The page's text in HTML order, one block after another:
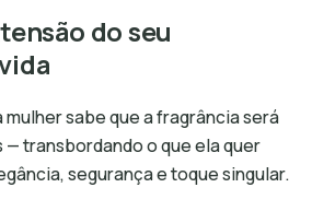
do seu
mulher sabe que a fragrância será
— transbordando o que ela quer
segurança e toque singular.